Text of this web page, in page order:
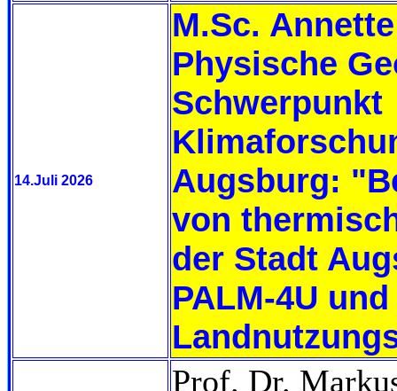
14.Juli 2026
M.Sc.
Physische
Schwerpunkt
Augsburg:
von
der Stadt
PALM-4U und
Prof. Dr.